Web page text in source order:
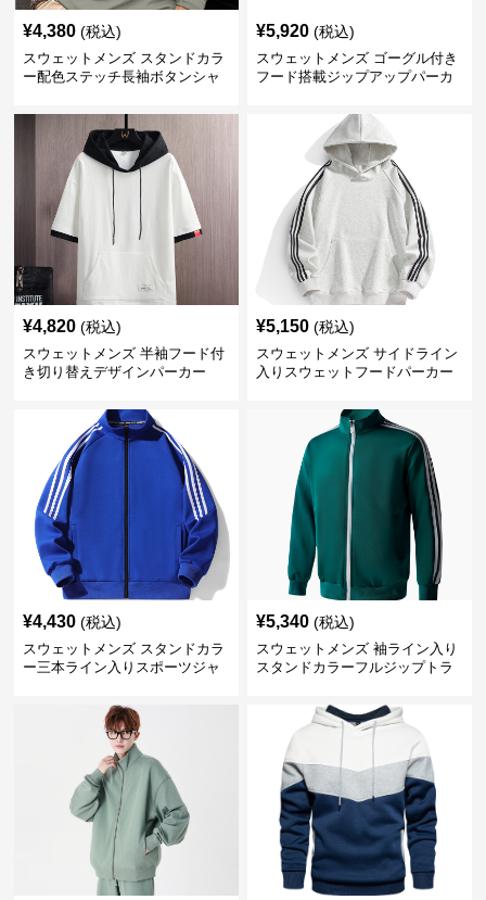
¥4,380 (税込)
スウェットメンズ スタンドカラ
ー配色ステッチ長袖ボタンシャ
¥5,920 (税込)
スウェットメンズ ゴーグル付き
フード搭載ジップアップパーカ
¥4,820 (税込)
スウェットメンズ 半袖フード付
き切り替えデザインパーカー
¥5,150 (税込)
スウェットメンズ サイドライン
入りスウェットフードパーカー
¥4,430 (税込)
スウェットメンズ スタンドカラ
ー三本ライン入りスポーツジャ
¥5,340 (税込)
スウェットメンズ 袖ライン入り
スタンドカラーフルジップトラ